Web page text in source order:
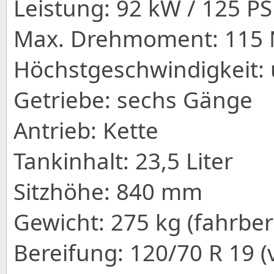
Leistung: 92 kW / 125
Max. Drehmoment:
Getriebe: sechs Gänge
Antrieb: Kette
Tankinhalt: 23,5 Liter
Sitzhöhe: 840 mm
Gewicht: 275 kg
Bereifung: 120/70 R 19